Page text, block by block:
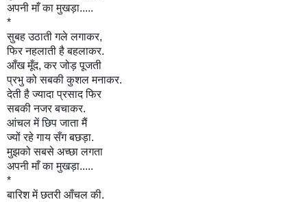
अपनी माँ का मुखड़ा.....
*
सुबह उठाती गले लगाकर,
फिर नहलाती है बहलाकर.
आँख मूँद, कर जोड़ पूजती
प्रभु को सबकी कुशल मनाकर.
देती है ज्यादा प्रसाद फिर
सबकी नजर बचाकर.
आंचल में छिप जाता मैं
ज्यों रहे गाय सँग बछड़ा.
मुझको सबसे अच्छा लगता
अपनी माँ का मुखड़ा.....
*
बारिशमें छतरी आँचल की.